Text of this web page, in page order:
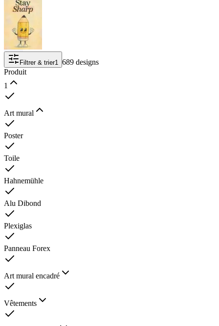
Filtrer & trier1 689 designs
Produit
1
Art mural
Poster
Toile
Hahnemühle
Alu Dibond
Plexiglas
Panneau Forex
Art mural encadré
Vêtements